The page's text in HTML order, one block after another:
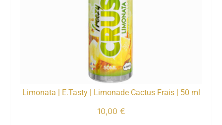
Limonata | E.Tasty | Limonade Cactus Frais | 50 ml
10,00 €